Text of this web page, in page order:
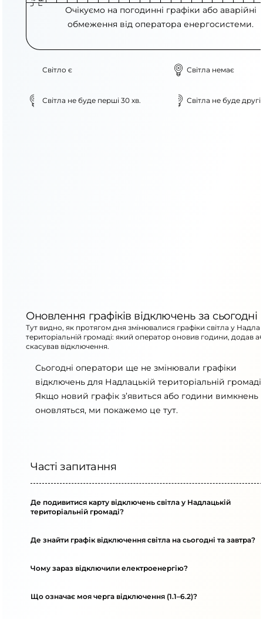
Очікуємо на погодинні графіки або аварійні
обмеження від оператора енергосистеми.
Світло є Світла немає
Світла не буде перші 30 хв. Світла не буде другі
Оновлення графіків відключень за сьогодні
Тут видно, як протягом дня змінювалися графіки світла у
територіальній громаді: який оператор оновив години, додав
скасував відключення.
Сьогодні оператори ще не змінювали графіки
відключень для Надлацькій територіальній громаді.
Якщо новий графік з’явиться або години вимкнень
оновляться, ми покажемо це тут.
Часті запитання
Де подивитися карту відключень світла у Надлацькій
територіальній громаді?
Де знайти графік відключення світла на сьогодні та завтра?
Чому зараз відключили електроенергію?
Що означає моя черга відключення (1.1–6.2)?